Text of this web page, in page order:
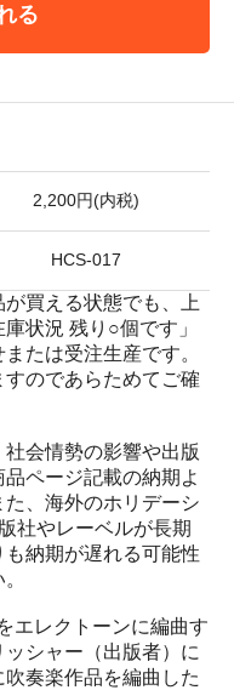
る
2,200円(内税)
HCS-017
が買える状態でも、上
状況 残り○個です」
たは受注生産です。
のであらためてご確
社会情勢の影響や出版
ページ記載の納期よ
、海外のホリデーシ
社やレーベルが長期
納期が遅れる可能性
レクトーンに編曲す
シャー（出版者）に
奏楽作品を編曲した